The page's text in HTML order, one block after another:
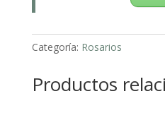
Categoría: Rosarios
Productos